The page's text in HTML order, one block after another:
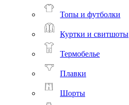
Топы и футболки
Куртки и свитшоты
Термобелье
Плавки
Шорты